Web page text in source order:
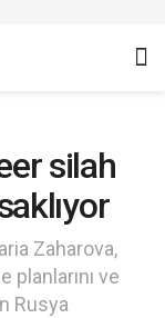
silah
Zaharova,
planlarını ve
Rusya